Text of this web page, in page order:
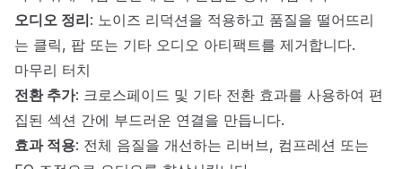
오디오 정리: 노이즈 리덕션을 적용하고 품질을 떨어뜨리
는 클릭, 팝 또는 기타 오디오 아티팩트를 제거합니다.
마무리 터치
전환 추가: 크로스페이드 및 기타 전환 효과를 사용하여 편
집된 섹션 간에 부드러운 연결을 만듭니다.
효과 적용: 전체 음질을 개선하는 리버브, 컴프레션 또는